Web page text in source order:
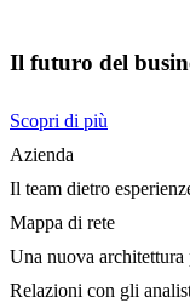
Il futuro del
Scopri di più
Azienda
Il team dietro
Mappa di rete
Una nuova
Relazioni con gli